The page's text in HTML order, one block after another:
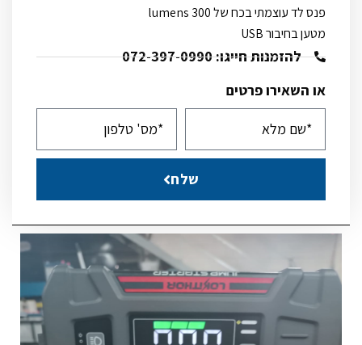
פנס לד עוצמתי בכח של 300 lumens
מטען בחיבור USB
להזמנות חייגו: 072-397-0990
או השאירו פרטים
שלח